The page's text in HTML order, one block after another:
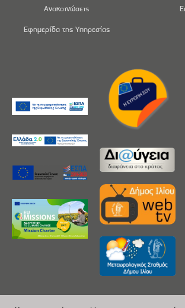
Ανακοινώσεις
Εφημερίδα της Υπηρεσίας